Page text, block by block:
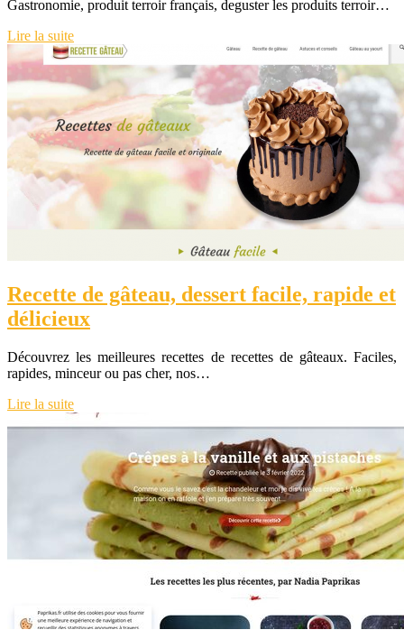
Gastronomie, produit terroir français, deguster les produits terroir…
Lire la suite
Recette de gâteau, dessert facile, rapide et
délicieux
Découvrez les meilleures recettes de recettes de gâteaux. Faciles,
rapides, minceur ou pas cher, nos…
Lire la suite